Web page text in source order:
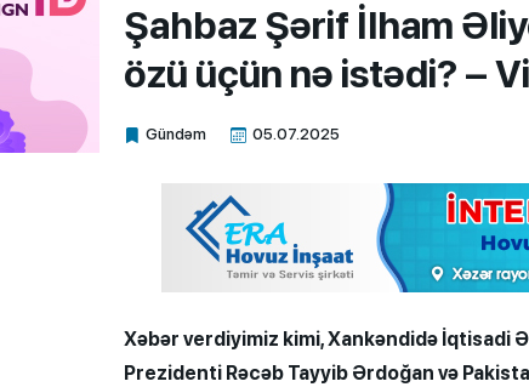
Şahbaz Şərif İlham
özü üçün nə istədi? –
Gündəm 05.07.2025
Xalq.Online
Xəbər verdiyimiz kimi, Xankəndidə İqtisadi
Prezidenti Rəcəb Tayyib Ərdoğan və